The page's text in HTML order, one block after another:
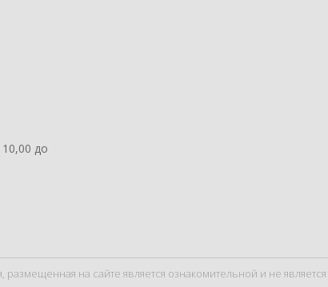
до
на сайте является ознакомительной и не